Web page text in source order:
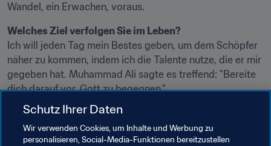
Wandel, ein Erwachen, voraus.
Welches Ziel verfolgen Sie im Leben?
Ich will jeden Tag mein Bestes geben, um dem Schöpfer
näher zu kommen, indem ich die Talente nutze, die er mir
gegeben hat. Muhammad Ali sagte es treffend: "Bereite
dich darauf vor, Gott zu begegnen."
Wie möchten Sie, dass man sich in 30 Jahren an Sie
erinnert?
Als jemanden, der sein Bestes gegeben hat, trotz seiner
Schutz Ihrer Daten
Wir verwenden Cookies, um Inhalte und Werbung zu
personalisieren, Social-Media-Funktionen bereitzustellen